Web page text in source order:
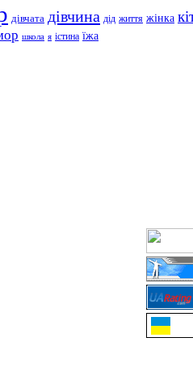
дівчата дівчина дід життя жінка
школа я істина їжа